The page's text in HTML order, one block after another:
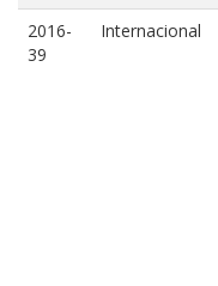
2016-
39
Internacional